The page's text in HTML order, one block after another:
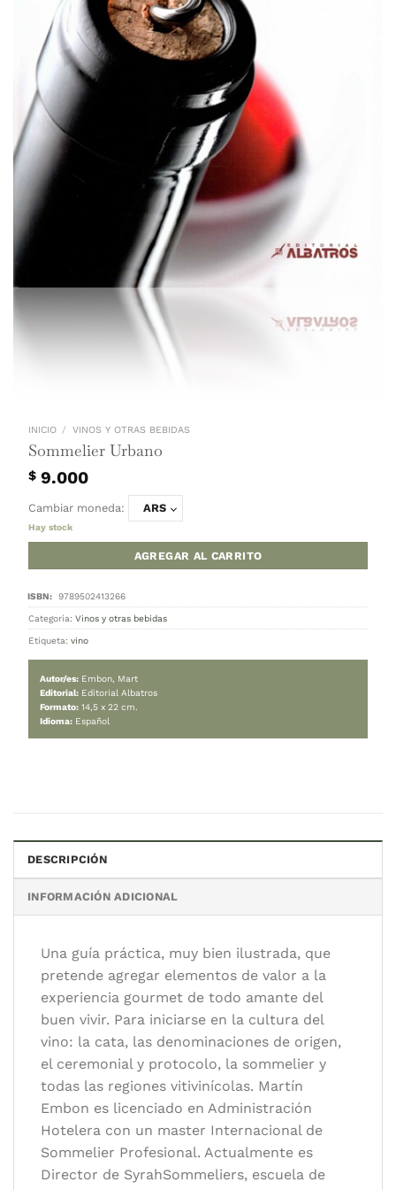
INICIO /
Sommelier Urbano
$9.000
Etiqueta:vino
Autor/es:
Embon, Mart
Editorial:
Editorial Albatros
Formato:14,5 x 22 cm.
Idioma:Español
DESCRIPCIÓN
INFORMACIÓN ADICIONAL
Una guía práctica, muy bien ilustrada, que
pretende agregar elementos de valor a la
experiencia gourmet de todo amante del
buen vivir. Para iniciarse en la cultura del
vino: la cata, las denominaciones de origen,
el ceremonial y protocolo, la sommelier y
todas las regiones vitivinícolas. Martín
Embon es licenciado en Administración
Hotelera con un master Internacional de
Sommelier Profesional. Actualmente es
Director de SyrahSommeliers, escuela de